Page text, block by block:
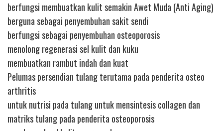
berfungsi membuatkan kulit semakin Awet Muda (Anti Aging)
berguna sebagai penyembuhan sakit sendi
berfungsi sebagai penyembuhan osteoporosis
menolong regenerasi sel kulit dan kuku
membuatkan rambut indah dan kuat
Pelumas persendian tulang terutama pada penderita osteo
arthritis
untuk nutrisi pada tulang untuk mensintesis collagen dan
matriks tulang pada penderita osteoporosis